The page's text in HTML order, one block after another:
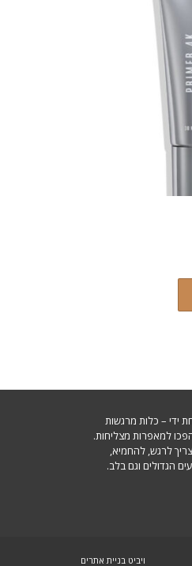
ידי – כלות מרגשות
למאפרות מצליחות.
לרגש, להחמיא,
הגדולים וגם בלב.
ויביט בניית אתרים